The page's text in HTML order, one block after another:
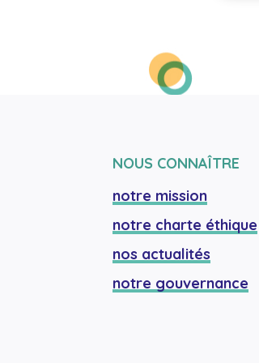
NOUS CONNAÎTRE
notre mission
notre charte éthique
nos actualités
notre gouvernance